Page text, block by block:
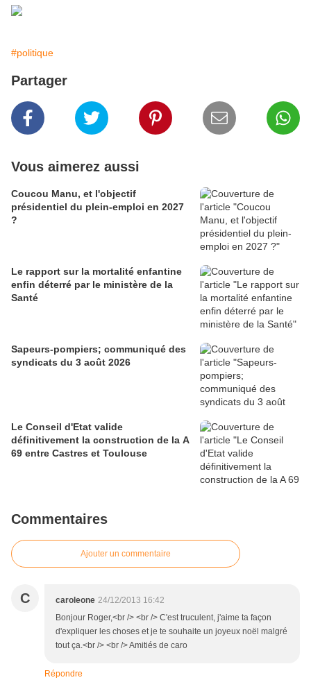
#politique
Partager
Vous aimerez aussi
Coucou Manu, et l'objectif
présidentiel du plein-emploi en 2027
?
Le rapport sur la mortalité enfantine
enfin déterré par le ministère de la
Santé
Sapeurs-pompiers; communiqué des
syndicats du 3 août 2026
Le Conseil d'Etat valide
définitivement la construction de la A
69 entre Castres et Toulouse
Commentaires
Ajouter un commentaire
C caroleone 24/12/2013 16:42
Bonjour Roger,<br /> <br /> C'est truculent, j'aime ta façon
d'expliquer les choses et je te souhaite un joyeux noël malgré
tout ça.<br /> <br /> Amitiés de caro
Répondre